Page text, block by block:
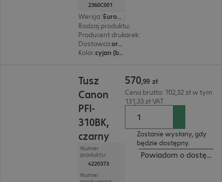
2360C001
Wersja:
Europa
Rodzaj produktu:
Producent drukarek:
Dostawca:
oryginalny
Kolor: cyjan (błękitny)
Tusz
Canon
PFI-
310BK,
czarny
Numer
produktu:
4220373
Numer
570,99 zł
Cena brutto: 702,32 zł w tym
131,33 zł VAT
Zostanie wysłany, gdy
będzie dostępny.
Powiadom o